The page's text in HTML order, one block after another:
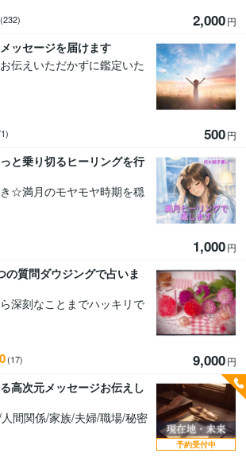
(232) 2,000円
ッセージを届けます
伝えいただかずに鑑定いた
500円
と乗り切るヒーリングを行
☆満月のモヤモヤ時期を穏
1,000円
の質問ダウジングで占いま
深刻なことまでハッキリで
(17) 9,000円
高次元メッセージお伝えし
間関係/家族/夫婦/職場/秘密
予約受付中